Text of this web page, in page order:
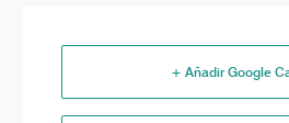
+ Añadir Google